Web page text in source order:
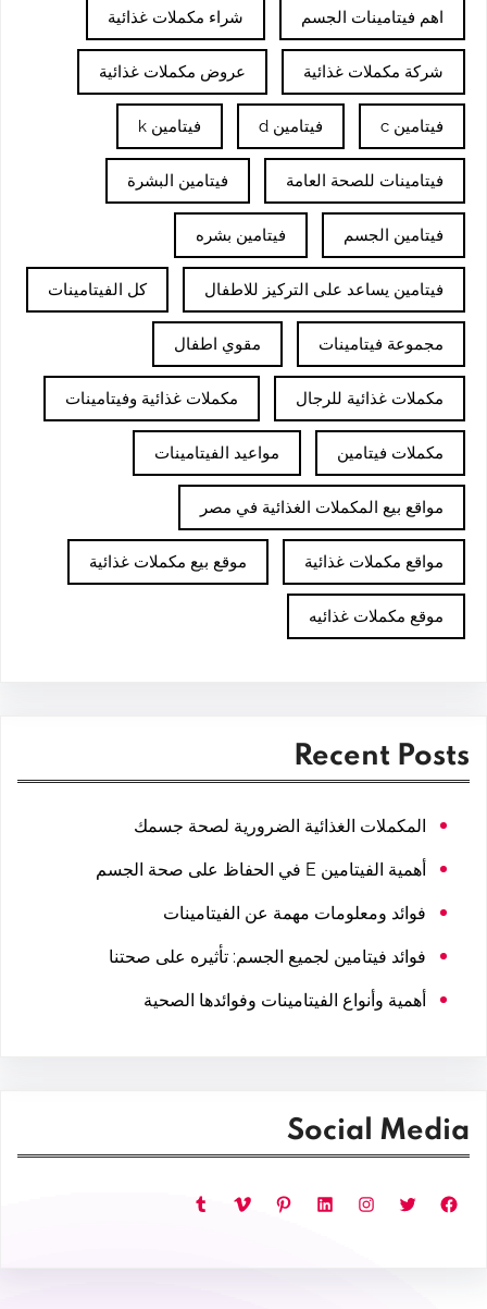
اهم فيتامينات الجسم شراء مكملات غذائية
شركة مكملات غذائية عروض مكملات غذائية
فيتامين c فيتامين d فيتامين k
فيتامينات للصحة العامة فيتامين البشرة
فيتامين الجسم فيتامين بشره
فيتامين يساعد على التركيز للاطفال كل الفيتامينات
مجموعة فيتامينات مقوي اطفال
مكملات غذائية للرجال مكملات غذائية وفيتامينات
مكملات فيتامين مواعيد الفيتامينات
مواقع بيع المكملات الغذائية في مصر
مواقع مكملات غذائية موقع بيع مكملات غذائية
موقع مكملات غذائيه
Recent Posts
المكملات الغذائية الضرورية لصحة جسمك
أهمية الفيتامين E في الحفاظ على صحة الجسم
فوائد ومعلومات مهمة عن الفيتامينات
فوائد فيتامين لجميع الجسم: تأثيره على صحتنا
أهمية وأنواع الفيتامينات وفوائدها الصحية
Social Media
فيسبوك تويتر إنستجرام لينكد إن بينتريست فيميو تمبلر